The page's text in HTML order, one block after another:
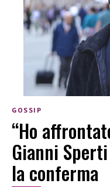
GOSSIP
“Ho
Gianni
la conferma